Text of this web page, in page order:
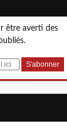
être averti des